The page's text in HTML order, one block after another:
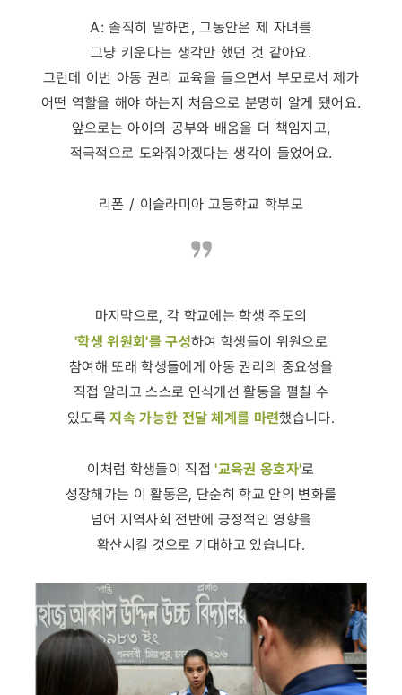
A: 솔직히 말하면, 그동안은 제 자녀를
그냥 키운다는 생각만 했던 것 같아요.
그런데 이번 아동 권리 교육을 들으면서 부모로서 제가
어떤 역할을 해야 하는지 처음으로 분명히 알게 됐어요.
앞으로는 아이의 공부와 배움을 더 책임지고,
적극적으로 도와줘야겠다는 생각이 들었어요.
리폰 / 이슬라미아 고등학교 학부모
마지막으로, 각 학교에는 학생 주도의
'학생 위원회'를 구성하여 학생들이 위원으로
참여해 또래 학생들에게 아동 권리의 중요성을
직접 알리고 스스로 인식개선 활동을 펼칠 수
있도록지속 가능한 전달 체계를 마련했습니다.
이처럼 학생들이 직접'교육권 옹호자'로
성장해가는 이 활동은, 단순히 학교 안의 변화를
넘어 지역사회 전반에 긍정적인 영향을
확산시킬 것으로 기대하고 있습니다.